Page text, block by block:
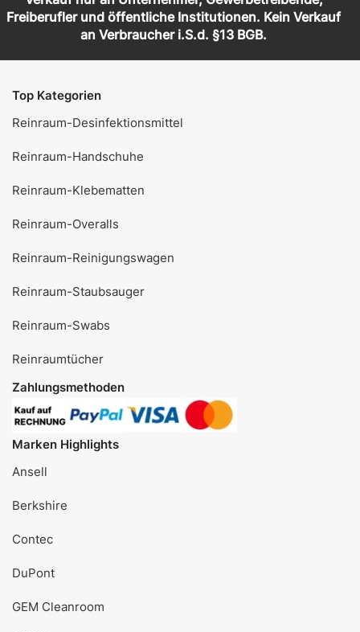
Freiberufler und öffentliche Institutionen. Kein Verkauf
an Verbraucher i.S.d. §13 BGB.
Top Kategorien
Reinraum-Desinfektionsmittel
Reinraum-Handschuhe
Reinraum-Klebematten
Reinraum-Overalls
Reinraum-Reinigungswagen
Reinraum-Staubsauger
Reinraum-Swabs
Reinraumtücher
Zahlungsmethoden
Marken Highlights
Ansell
Berkshire
Contec
DuPont
GEM Cleanroom